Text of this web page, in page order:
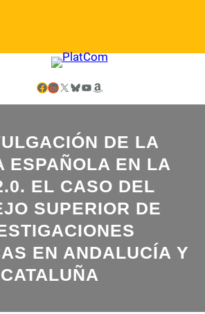
Facebook LinkedIn X Bluesky YouTube Amazon
DE LA
ESPAÑOLA EN LA
EL CASO DEL
SUPERIOR DE
EN ANDALUCÍA Y
CATALUÑA